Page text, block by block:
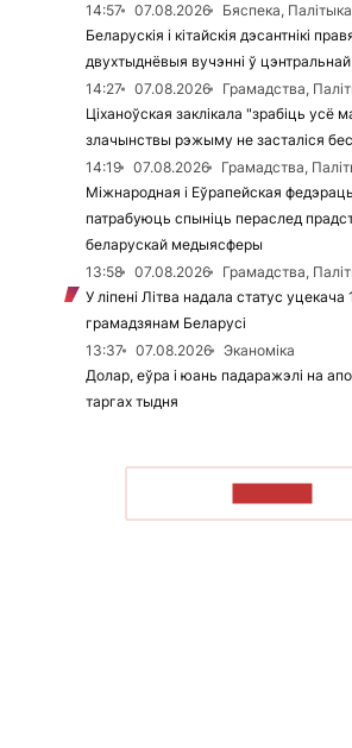
14:57
07.08.2026
Бяспека, Палітыка
Беларускія і кітайскія дэсантнікі
двухтыднёвыя вучэнні ў
14:27
07.08.2026
Грамадства,
Ціханоўская заклікала "зрабіць усё
злачынствы рэжыму не засталіся
14:19
07.08.2026
Грамадства,
Міжнародная і Еўрапейская
патрабуюць спыніць пераслед
беларускай медыясферы
13:58
07.08.2026
Грамадства,
У ліпені Літва надала статус уцекача
грамадзянам Беларусі
13:37
07.08.2026
Эканоміка
Долар, еўра і юань падаражэлі на
таргах тыдня